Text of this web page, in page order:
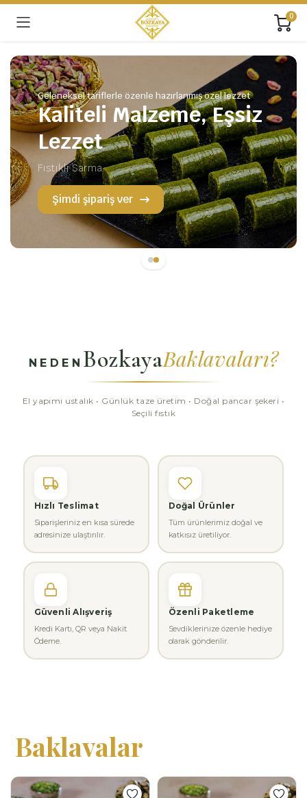
0
Geleneksel tariflerle özenle hazırlanmış özel lezzet
Kaliteli Malzeme, Eşsiz
Lezzet
Fıstıklı Sarma
Şimdi şipariş ver
NEDEN BozkayaBaklavaları?
El yapımı ustalık • Günlük taze üretim • Doğal pancar şekeri •
Seçili fıstık
Hızlı Teslimat
Siparişleriniz en kısa sürede
adresinize ulaştırılır.
Doğal Ürünler
Tüm ürünlerimiz doğal ve
katkısız üretiliyor.
Güvenli Alışveriş
Kredi Kartı, QR veya Nakit
Ödeme.
Özenli Paketleme
Sevdiklerinize özenle hediye
olarak gönderilir.
Baklavalar